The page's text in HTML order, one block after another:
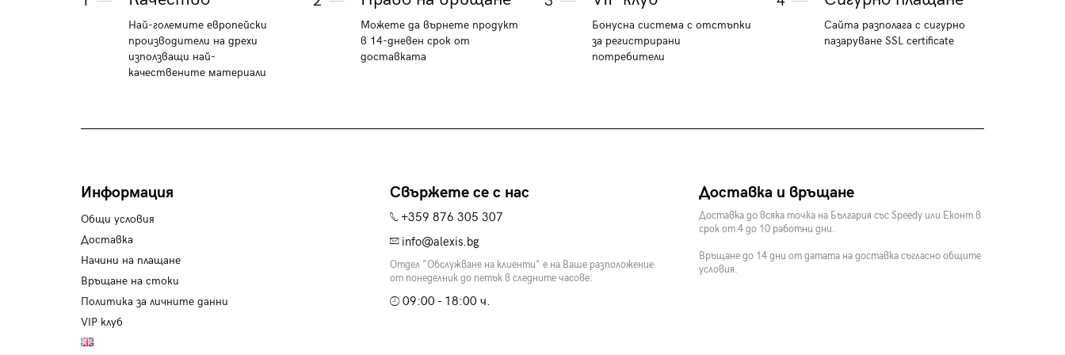
Най-големите европейски
производители на дрехи
използващи най-
качествените материали
Можете да върнете продукт
в 14-дневен срок от
доставката
Бонусна система с отстъпки
за регистрирани
потребители
Сайта разполага с сигурно
пазаруване SSL certificate
Информация
Общи условия
Доставка
Начини на плащане
Връщане на стоки
Политика за личните данни
VIP клуб
Свържете се с нас
+359 876 305 307
info@alexis.bg
Отдел "Обслужване на клиенти" е на Ваше разположение
от понеделник до петък в следните часове:
09:00 - 18:00 ч.
Доставка и връщане
Доставка до всяка точка на България със Speedy или Еконт в
срок от 4 до 10 работни дни.
Връщане до 14 дни от датата на доставка съгласно общите
условия.